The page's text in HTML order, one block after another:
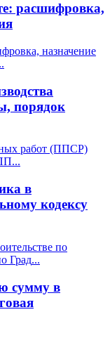
расшифровка,
назначение
порядок
работ (ППСР)
...
в
кодексу
по
Град...
сумму в